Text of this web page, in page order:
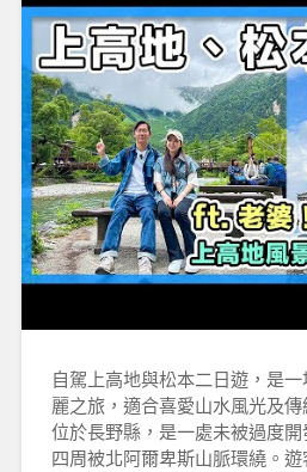
自駕上高地與松本二日遊，是
麗之旅，適合喜愛山水風光及
位於長野縣，是一處未被過度開
四周被北阿爾卑斯山脈環繞。